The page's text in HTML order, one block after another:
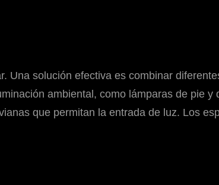
Una solución efectiva es combinar
ambiental, como lámparas de pie
que permitan la entrada de luz. Los